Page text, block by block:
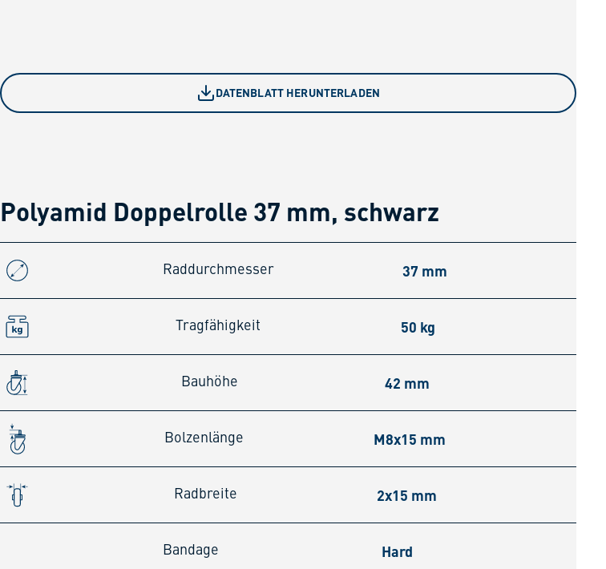
DATENBLATT HERUNTERLADEN
Polyamid Doppelrolle 37 mm, schwarz
Raddurchmesser 37 mm
Tragfähigkeit 50 kg
Bauhöhe 42 mm
Bolzenlänge M8x15 mm
Radbreite 2x15 mm
Bandage Hard